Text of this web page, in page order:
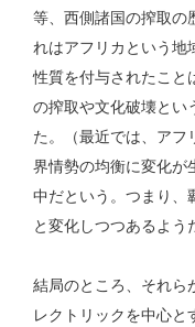
等、西側諸国の搾取の
れはアフリカという地
性質を付与されたこと
の搾取や文化破壊とい
た。（最近では、アフ
界情勢の均衡に変化が
中だという。つまり、
と変化しつつあるよう
結局のところ、それら
レクトリックを中心と